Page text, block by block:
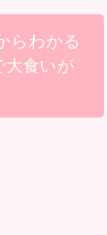
らわかる
大食いが